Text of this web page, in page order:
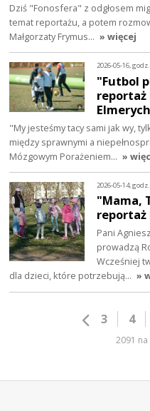
Dziś "Fonosfera" z odgłosem
temat reportażu, a potem
Małgorzaty Frymus… » więcej
2026-05-16,
"Futbol
reportaż
Elmerych
"My jesteśmy tacy sami jak wy,
między sprawnymi a
Mózgowym Porażeniem… »
2026-05-14,
"Mama,
reportaż
Pani
prowadzą
Wcześniej
dla dzieci, które potrzebują… »
3 4
2091